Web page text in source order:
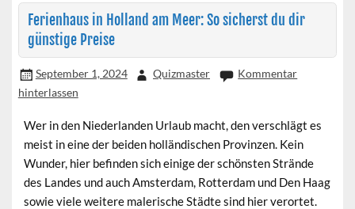
Ferienhaus in Holland am Meer: So sicherst du dir
günstige Preise
September 1, 2024 Quizmaster
Kommentar
hinterlassen
Wer in den Niederlanden Urlaub macht, den verschlägt es
meist in eine der beiden holländischen Provinzen. Kein
Wunder, hier befinden sich einige der schönsten Strände
des Landes und auch Amsterdam, Rotterdam und Den Haag
sowie viele weitere malerische Städte sind hier verortet.